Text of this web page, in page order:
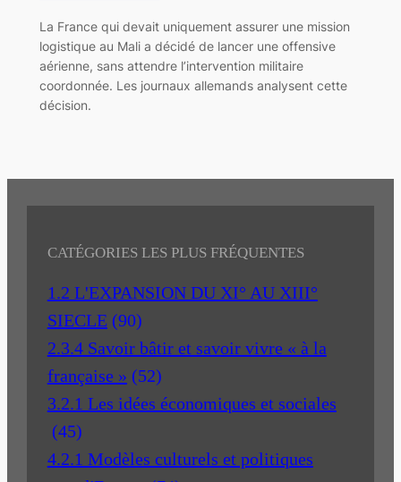
La France qui devait uniquement assurer une mission
logistique au Mali a décidé de lancer une offensive
aérienne, sans attendre l’intervention militaire
coordonnée. Les journaux allemands analysent cette
décision.
CATÉGORIES LES PLUS FRÉQUENTES
1.2 L'EXPANSION DU XI° AU XIII°
SIECLE (90)
2.3.4 Savoir bâtir et savoir vivre « à la
française » (52)
3.2.1 Les idées économiques et sociales
(45)
4.2.1 Modèles culturels et politiques